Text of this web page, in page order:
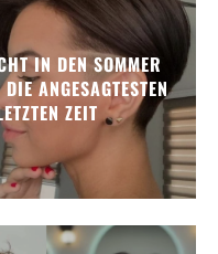
IN DEN SOMMER
ANGESAGTESTEN
ZEIT